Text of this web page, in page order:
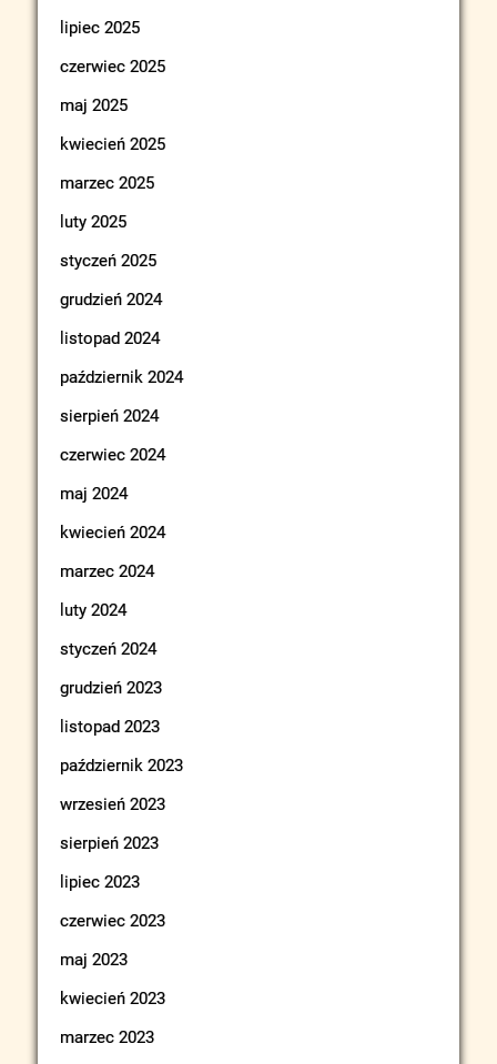
lipiec 2025
czerwiec 2025
maj 2025
kwiecień 2025
marzec 2025
luty 2025
styczeń 2025
grudzień 2024
listopad 2024
październik 2024
sierpień 2024
czerwiec 2024
maj 2024
kwiecień 2024
marzec 2024
luty 2024
styczeń 2024
grudzień 2023
listopad 2023
październik 2023
wrzesień 2023
sierpień 2023
lipiec 2023
czerwiec 2023
maj 2023
kwiecień 2023
marzec 2023